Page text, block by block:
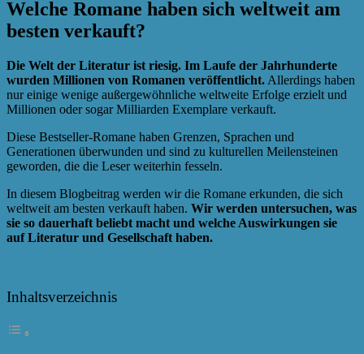
Welche Romane haben sich weltweit am
besten verkauft?
Die Welt der Literatur ist riesig. Im Laufe der Jahrhunderte
wurden Millionen von Romanen veröffentlicht. Allerdings haben
nur einige wenige außergewöhnliche weltweite Erfolge erzielt und
Millionen oder sogar Milliarden Exemplare verkauft.
Diese Bestseller-Romane haben Grenzen, Sprachen und
Generationen überwunden und sind zu kulturellen Meilensteinen
geworden, die die Leser weiterhin fesseln.
In diesem Blogbeitrag werden wir die Romane erkunden, die sich
weltweit am besten verkauft haben. Wir werden untersuchen, was
sie so dauerhaft beliebt macht und welche Auswirkungen sie
auf Literatur und Gesellschaft haben.
Inhaltsverzeichnis